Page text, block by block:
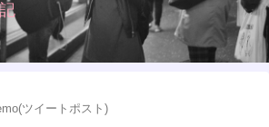
ツイートポスト)